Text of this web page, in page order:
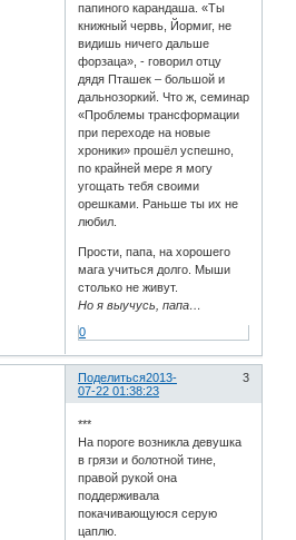
папиного карандаша. «Ты
книжный червь, Йормиг, не
видишь ничего дальше
форзаца», - говорил отцу
дядя Пташек – большой и
дальнозоркий. Что ж, семинар
«Проблемы трансформации
при переходе на новые
хроники» прошёл успешно,
по крайней мере я могу
угощать тебя своими
орешками. Раньше ты их не
любил.
Прости, папа, на хорошего
мага учиться долго. Мыши
столько не живут.
Но я выучусь, папа…
0
Поделиться 3
2013-
07-22 01:38:23
***
На пороге возникла девушка
в грязи и болотной тине,
правой рукой она
поддерживала
покачивающуюся серую
цаплю.